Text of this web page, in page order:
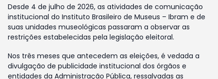
Desde 4 de julho de 2026, as atividades de comunicação
institucional do Instituto Brasileiro de Museus – Ibram e de
suas unidades museológicas passaram a observar as
restrições estabelecidas pela legislação eleitoral.
Nos três meses que antecedem as eleições, é vedada a
divulgação de publicidade institucional dos órgãos e
entidades da Administração Pública, ressalvadas as